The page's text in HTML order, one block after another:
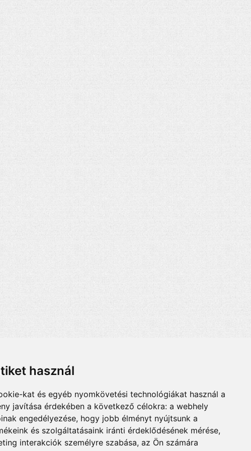
használ
kat és egyéb nyomkövetési technológiákat használ a
javítása érdekében a következő célokra: a webhely
engedélyezése, hogy jobb élményt nyújtsunk a
és szolgáltatásaink iránti érdeklődésének mérése,
interakciók személyre szabása, az Ön számára